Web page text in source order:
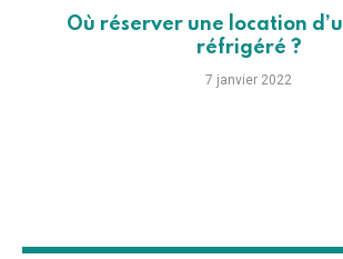
Où réserver une location
réfrigéré ?
7 janvier 2022